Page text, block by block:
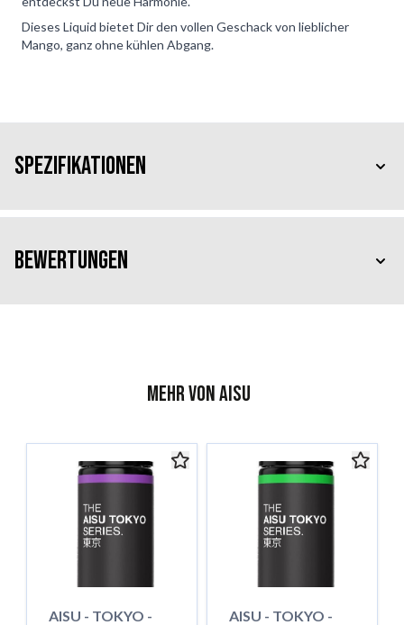
Dieses Liquid bietet Dir den vollen Geschack von lieblicher
Mango, ganz ohne kühlen Abgang.
Spezifikationen
Bewertungen
Mehr von AISU
AISU - TOKYO -
AISU - TOKYO -